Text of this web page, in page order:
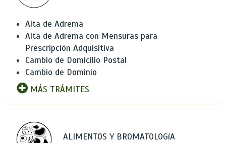
Alta de Adrema
Alta de Adrema con Mensuras para
Prescripción Adquisitiva
Cambio de Domicilio Postal
Cambio de Dominio
MÁS TRÁMITES
ALIMENTOS Y BROMATOLOGíA